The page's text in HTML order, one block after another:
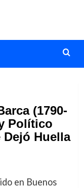
(1790-
Político
Huella
en Buenos